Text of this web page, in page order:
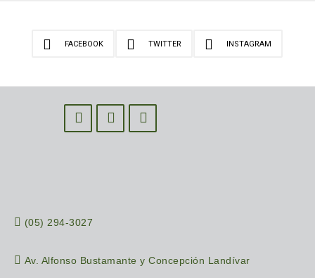
FACEBOOK TWITTER INSTAGRAM
(05) 294-3027
Av. Alfonso Bustamante y Concepción Landívar